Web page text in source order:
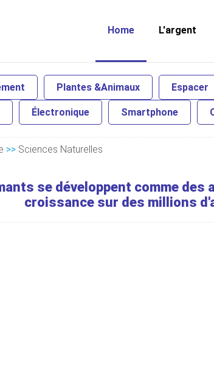
Home L'argent
Plantes &Animaux Espacer
Électronique Smartphone
>> Sciences Naturelles
se développent comme des
croissance sur des millions